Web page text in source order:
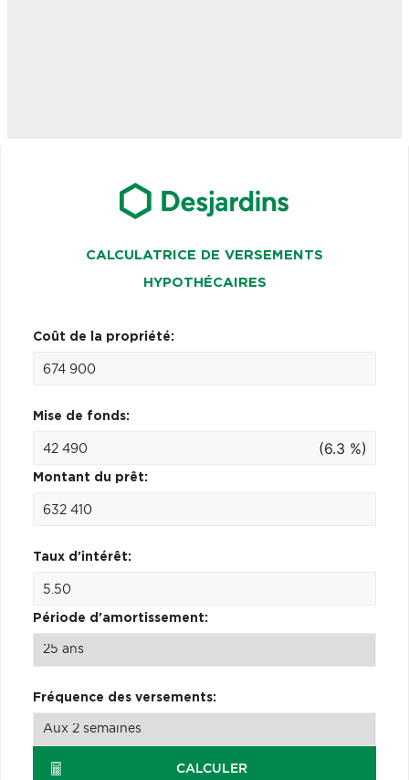
CALCULATRICE DE VERSEMENTS
HYPOTHÉCAIRES
Coût de la propriété:
Mise de fonds:
(6.3 %)
Montant du prêt:
Taux d'intérêt:
Période d'amortissement:
Fréquence des versements:
CALCULER